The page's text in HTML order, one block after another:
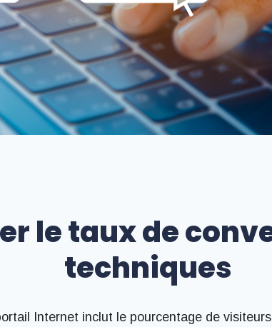
le taux de
techniques
Internet inclut le pourcentage de